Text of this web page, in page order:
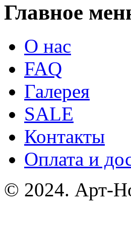
Главное
О нас
FAQ
Галерея
SALE
Контакты
Оплата и
© 2024. Арт-